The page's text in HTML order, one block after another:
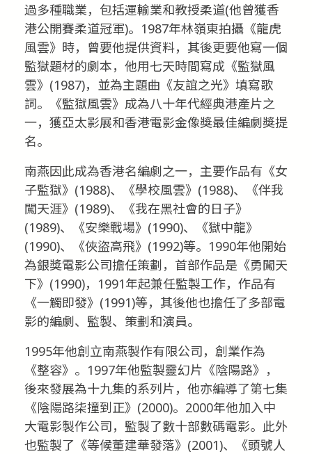
過多種職業，包括運輸業和教授柔道(他曾獲香
港公開賽柔道冠軍)。1987年林嶺東拍攝《龍虎
風雲》時，曾要他提供資料，其後更要他寫一個
監獄題材的劇本，他用七天時間寫成《監獄風
雲》(1987)，並為主題曲《友誼之光》填寫歌
詞。《監獄風雲》成為八十年代經典港產片之
一，獲亞太影展和香港電影金像獎最佳編劇獎提
名。
南燕因此成為香港名編劇之一，主要作品有《女
子監獄》(1988)、《學校風雲》(1988)、《伴我
闖天涯》(1989)、《我在黑社會的日子》
(1989)、《安樂戰場》(1990)、《獄中龍》
(1990)、《俠盜高飛》(1992)等。1990年他開始
為銀獎電影公司擔任策劃，首部作品是《勇闖天
下》(1990)，1991年起兼任監製工作，作品有
《一觸即發》(1991)等，其後他也擔任了多部電
影的編劇、監製、策劃和演員。
1995年他創立南燕製作有限公司，創業作為
《整容》。1997年他監製靈幻片《陰陽路》，
後來發展為十九集的系列片，他亦編導了第七集
《陰陽路柒撞到正》(2000)。2000年他加入中
大電影製作公司，監製了數十部數碼電影。此外
也監製了《等候董建華發落》(2001)、《頭號人